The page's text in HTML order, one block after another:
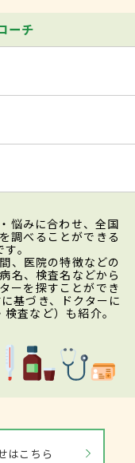
ーチ
悩みに合わせ、全国
調べることができる
。
、医院の特徴などの
名、検査名などから
ーを探すことができ
基づき、ドクターに
査など）も紹介。
はこちら